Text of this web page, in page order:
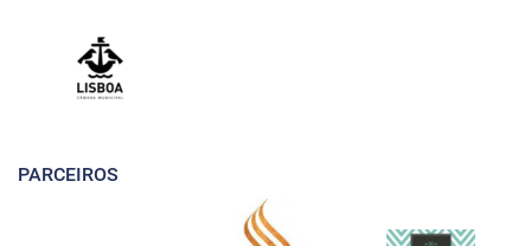
PARCEIROS